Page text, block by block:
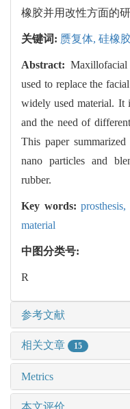
橡胶并用改性方面的
关键词: 赝复体, 硅橡
Abstract:
used to replace the
widely used material. It
and the need of
This paper
nano particles and
rubber.
Key words:
material
中图分类号:
R
参考文献
相关文章 15
Metrics
本文评价